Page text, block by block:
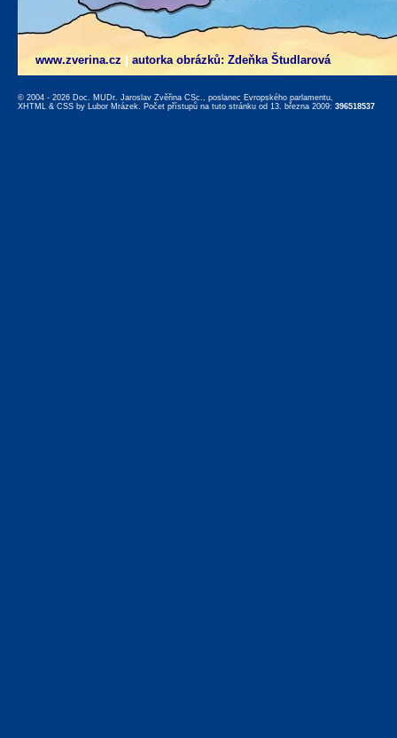
www.zverina.cz autorka obrázků: Zdeňka Študlarová
© 2004 - 2026 Doc. MUDr. Jaroslav Zvěřina CSc., poslanec Evropského parlamentu,
XHTML & CSS by Lubor Mrázek. Počet přístupů na tuto stránku od 13. března 2009: 396518537